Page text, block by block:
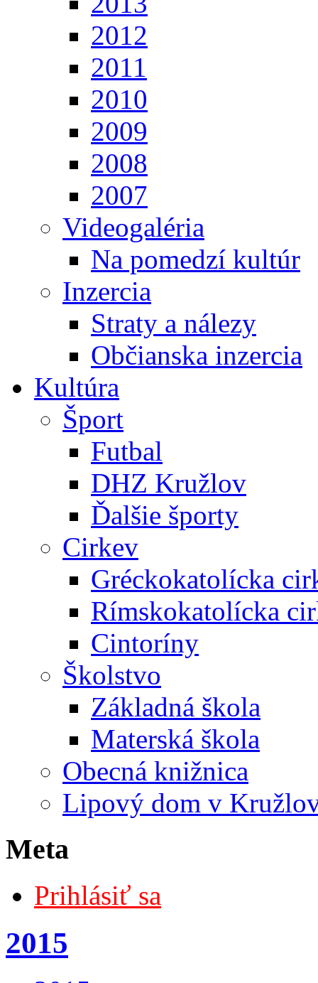
2012
2011
2010
2009
2008
2007
Videogaléria
Na pomedzí kultúr
Inzercia
Straty a nálezy
Občianska inzercia
Kultúra
Šport
Futbal
DHZ Kružlov
Ďalšie športy
Cirkev
Gréckokatolícka
Rímskokatolícka
Cintoríny
Školstvo
Základná škola
Materská škola
Obecná knižnica
Lipový dom v
Meta
Prihlásiť sa
2015